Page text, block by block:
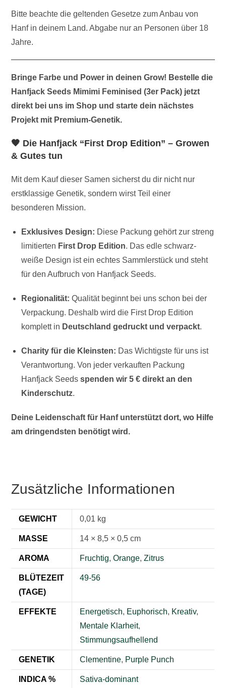
Bitte beachte die geltenden Gesetze zum Anbau von
Hanf in deinem Land. Abgabe nur an Personen über 18
Jahre.
Bringe Farbe und Power in deinen Grow! Bestelle die
Hanfjack Seeds Mimimi Feminised (3er Pack) jetzt
direkt bei uns im Shop und starte dein nächstes
Projekt mit Premium-Genetik.
🖤 Die Hanfjack “First Drop Edition” – Growen
& Gutes tun
Mit dem Kauf dieser Samen sicherst du dir nicht nur
erstklassige Genetik, sondern wirst Teil einer
besonderen Mission.
Exklusives Design: Diese Packung gehört zur streng
limitierten First Drop Edition. Das edle schwarz-
weiße Design ist ein echtes Sammlerstück und steht
für den Aufbruch von Hanfjack Seeds.
Regionalität: Qualität beginnt bei uns schon bei der
Verpackung. Deshalb wird die First Drop Edition
komplett in Deutschland gedruckt und verpackt.
Charity für die Kleinsten: Das Wichtigste für uns ist
Verantwortung. Von jeder verkauften Packung
Hanfjack Seedsspenden wir 5 € direkt an den
Kinderschutz.
Deine Leidenschaft für Hanf unterstützt dort, wo Hilfe
am dringendsten benötigt wird.
Zusätzliche Informationen
GEWICHT 0,01 kg
MASSE 14 × 8,5 × 0,5 cm
AROMA Fruchtig,Orange,Zitrus
BLÜTEZEIT
(TAGE)
49-56
EFFEKTE Energetisch, Euphorisch, Kreativ,
Mentale Klarheit,
Stimmungsaufhellend
GENETIK Clementine, Purple Punch
INDICA % Sativa-dominant